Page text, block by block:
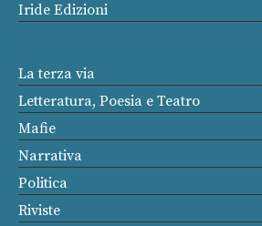
Iride Edizioni
La terza via
Letteratura, Poesia e Teatro
Mafie
Narrativa
Politica
Riviste